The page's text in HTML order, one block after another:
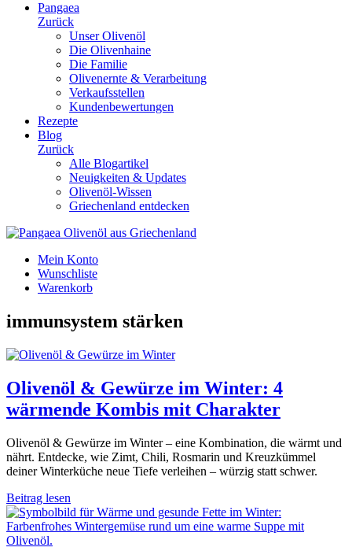
Pangaea
Zurück
Unser Olivenöl
Die Olivenhaine
Die Familie
Olivenernte & Verarbeitung
Verkaufsstellen
Kundenbewertungen
Rezepte
Blog
Zurück
Alle Blogartikel
Neuigkeiten & Updates
Olivenöl-Wissen
Griechenland entdecken
Mein Konto
Wunschliste
Warenkorb
immunsystem stärken
Olivenöl & Gewürze im Winter: 4
wärmende Kombis mit Charakter
Olivenöl & Gewürze im Winter – eine Kombination, die wärmt und
nährt. Entdecke, wie Zimt, Chili, Rosmarin und Kreuzkümmel
deiner Winterküche neue Tiefe verleihen – würzig statt schwer.
Beitrag lesen